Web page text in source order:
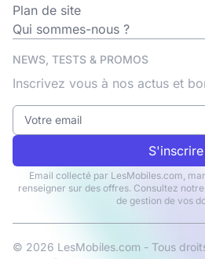
Plan de site
Qui sommes-nous ?
NEWS, TESTS & PROMOS
Inscrivez vous à nos actus et
S'inscrire
Email collecté par LesMobiles.com,
renseigner sur des offres. Consultez notre
de gestion de vos
© 2026 LesMobiles.com - Tous